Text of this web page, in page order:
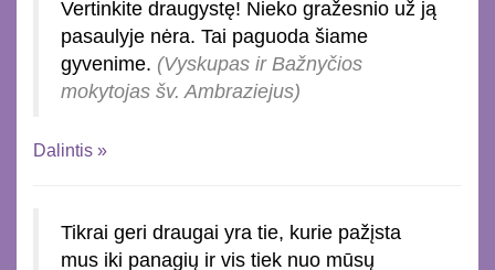
Vertinkite draugystę! Nieko gražesnio už ją
pasaulyje nėra. Tai paguoda šiame
gyvenime. (Vyskupas ir Bažnyčios
mokytojas šv. Ambraziejus)
Dalintis »
Tikrai geri draugai yra tie, kurie pažįsta
mus iki panagių ir vis tiek nuo mūsų